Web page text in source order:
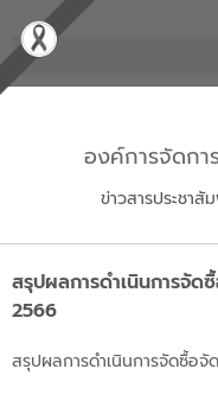
องค์การจัดกา
ข่าวสารประชา
สรุปผลการดำเนินการจัด
2566
สรุปผลการดำเนินการจัดซื้อ